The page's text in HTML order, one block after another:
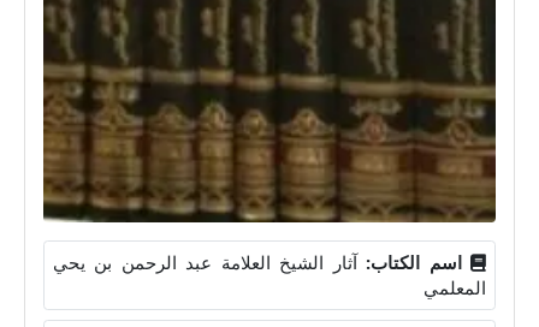
اسم الكتاب: آثار الشيخ العلامة عبد الرحمن بن يحي
المعلمي